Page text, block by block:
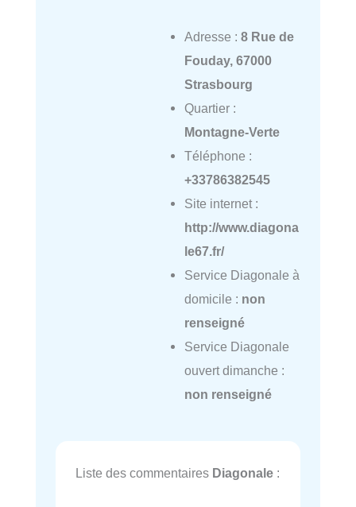
Adresse : 8 Rue de
Fouday, 67000
Strasbourg
Quartier :
Montagne-Verte
Téléphone :
+33786382545
Site internet :
http://www.diagona
le67.fr/
Service Diagonale à
domicile : non
renseigné
Service Diagonale
ouvert dimanche :
non renseigné
Liste des commentaires Diagonale :